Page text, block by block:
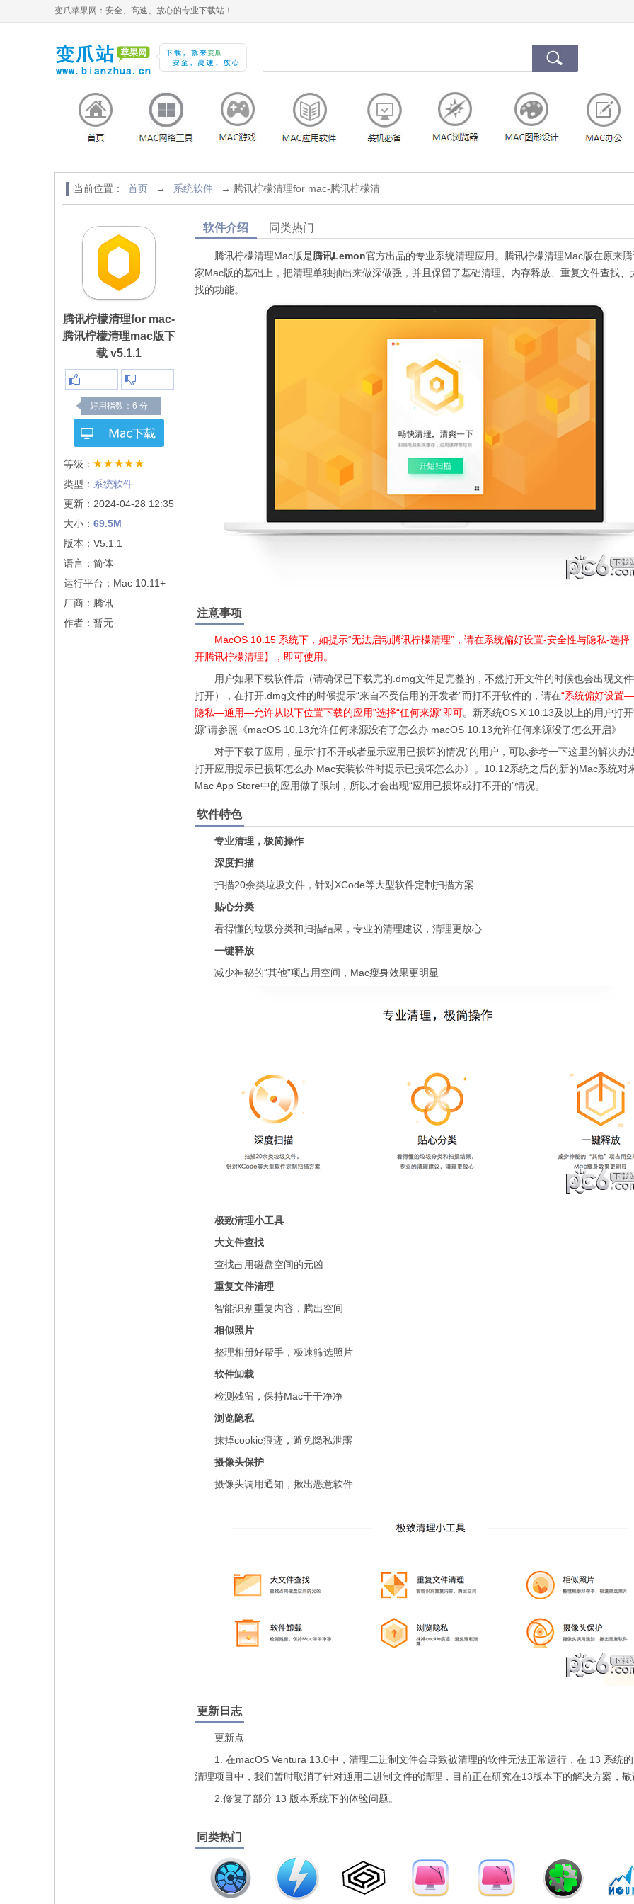
变爪苹果网：安全、高速、放心的专业下载站！
当前位置： 首页 → 系统软件 → 腾讯柠檬清理for mac-腾讯柠檬清
腾讯柠檬清理for mac-
腾讯柠檬清理mac版下
载 v5.1.1
好用指数： 6 分
等级：
类型： 系统软件
更新：2024-04-28 12:35
大小： 69.5M
版本：V5.1.1
语言：简体
运行平台：Mac 10.11+
厂商： 腾讯
作者：暂无
软件介绍 同类热门
腾讯柠檬清理Mac版是腾讯Lemon官方出品的专业系统清理应用。腾讯柠檬清理Mac版在原来
家Mac版的基础上，把清理单独抽出来做深做强，并且保留了基础清理、内存释放、重复文件查找、
找的功能。
注意事项
MacOS 10.15 系统下，如提示“无法启动腾讯柠檬清理”，请在系统偏好设置-安全性与隐私-选择
开腾讯柠檬清理】，即可使用。
用户如果下载软件后（请确保已下载完的.dmg文件是完整的，不然打开文件的时候也会出现文
打开），在打开.dmg文件的时候提示“来自不受信用的开发者”而打不开软件的，请在“系统偏好设置
隐私—通用—允许从以下位置下载的应用”选择“任何来源”即可。新系统OS X 10.13及以上的用户打
源”请参照《macOS 10.13允许任何来源没有了怎么办 macOS 10.13允许任何来源没了怎么开启》
对于下载了应用，显示“打不开或者显示应用已损坏的情况”的用户，可以参考一下这里的解决办
打开应用提示已损坏怎么办 Mac安装软件时提示已损坏怎么办》。10.12系统之后的新的Mac系统对
Mac App Store中的应用做了限制，所以才会出现“应用已损坏或打不开的”情况。
软件特色
专业清理，极简操作
深度扫描
扫描20余类垃圾文件，针对XCode等大型软件定制扫描方案
贴心分类
看得懂的垃圾分类和扫描结果，专业的清理建议，清理更放心
一键释放
减少神秘的“其他”项占用空间，Mac瘦身效果更明显
极致清理小工具
大文件查找
查找占用磁盘空间的元凶
重复文件清理
智能识别重复内容，腾出空间
相似照片
整理相册好帮手，极速筛选照片
软件卸载
检测残留，保持Mac干干净净
浏览隐私
抹掉cookie痕迹，避免隐私泄露
摄像头保护
摄像头调用通知，揪出恶意软件
更新日志
更新点
1. 在macOS Ventura 13.0中，清理二进制文件会导致被清理的软件无法正常运行，在 13 系统
清理项目中，我们暂时取消了针对通用二进制文件的清理，目前正在研究在13版本下的解决方案，敬
2.修复了部分 13 版本系统下的体验问题。
同类热门